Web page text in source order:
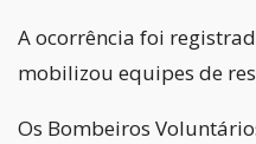
A ocorrência foi
mobilizou equipes de
Os Bombeiros